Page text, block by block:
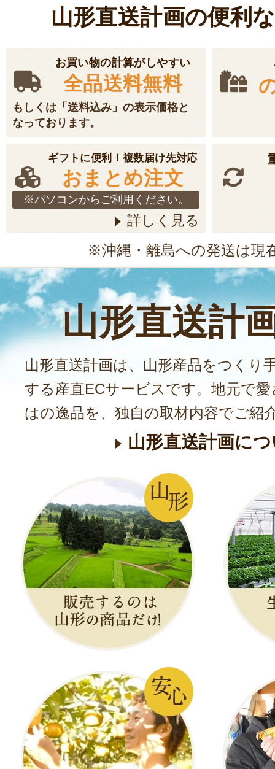
山形直送計画の便利
お買い物の計算がしやすい
全品送料無料
もしくは「送料込み」の表示価格と
なっております。
ギフトに便利！複数届け先対応
おまとめ注文
※パソコンからご利用ください。
詳しく見る
※沖縄・離島への発送は現
山形直送計
山形直送計画は、山形産品をつくり
する産直ECサービスです。地元で
はの逸品を、独自の取材内容でご紹
山形直送計画に